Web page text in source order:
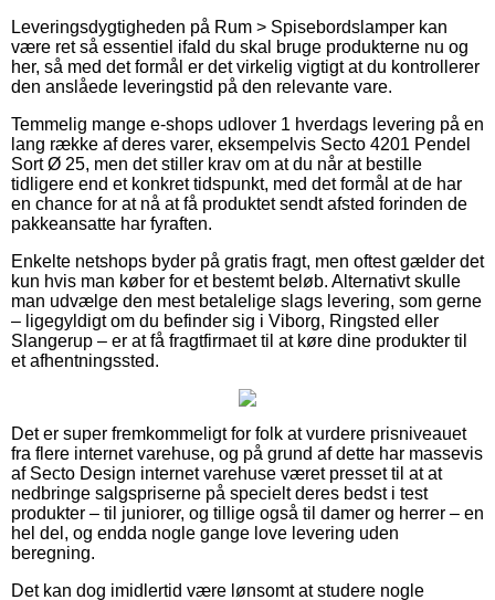
Leveringsdygtigheden på Rum > Spisebordslamper kan
være ret så essentiel ifald du skal bruge produkterne nu og
her, så med det formål er det virkelig vigtigt at du kontrollerer
den anslåede leveringstid på den relevante vare.
Temmelig mange e-shops udlover 1 hverdags levering på en
lang række af deres varer, eksempelvis Secto 4201 Pendel
Sort Ø 25, men det stiller krav om at du når at bestille
tidligere end et konkret tidspunkt, med det formål at de har
en chance for at nå at få produktet sendt afsted forinden de
pakkeansatte har fyraften.
Enkelte netshops byder på gratis fragt, men oftest gælder det
kun hvis man køber for et bestemt beløb. Alternativt skulle
man udvælge den mest betalelige slags levering, som gerne
– ligegyldigt om du befinder sig i Viborg, Ringsted eller
Slangerup – er at få fragtfirmaet til at køre dine produkter til
et afhentningssted.
Det er super fremkommeligt for folk at vurdere prisniveauet
fra flere internet varehuse, og på grund af dette har massevis
af Secto Design internet varehuse været presset til at at
nedbringe salgspriserne på specielt deres bedst i test
produkter – til juniorer, og tillige også til damer og herrer – en
hel del, og endda nogle gange love levering uden
beregning.
Det kan dog imidlertid være lønsomt at studere nogle